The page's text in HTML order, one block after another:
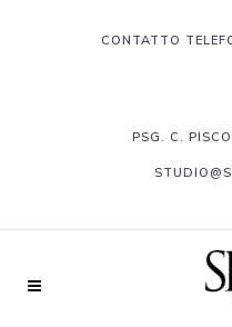
CONTATTO
PSG. C.